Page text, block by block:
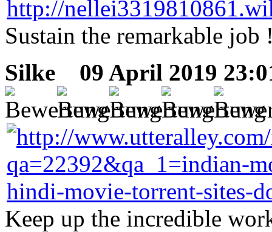
Sustain the remarkable
Silke
09 April 2019
Keep up the incredible